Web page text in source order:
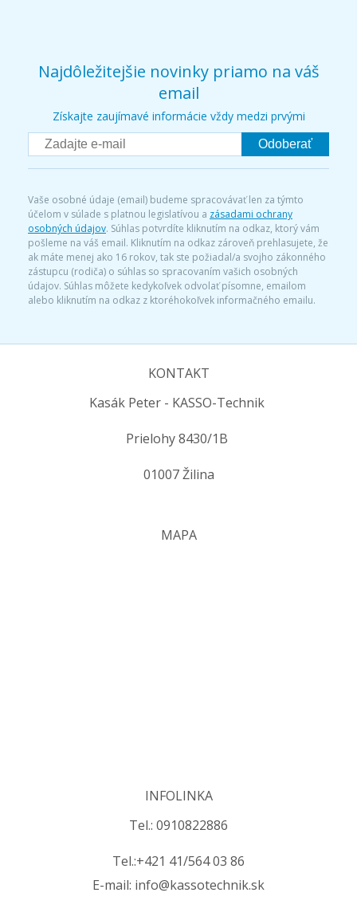
Najdôležitejšie novinky priamo na váš
email
Získajte zaujímavé informácie vždy medzi prvými
Odoberať
Vaše osobné údaje (email) budeme spracovávať len za týmto
účelom v súlade s platnou legislatívou a zásadami ochrany
osobných údajov. Súhlas potvrdíte kliknutím na odkaz, ktorý vám
pošleme na váš email. Kliknutím na odkaz zároveň prehlasujete, že
ak máte menej ako 16 rokov, tak ste požiadal/a svojho zákonného
zástupcu (rodiča) o súhlas so spracovaním vašich osobných
údajov. Súhlas môžete kedykoľvek odvolať písomne, emailom
alebo kliknutím na odkaz z ktoréhokoľvek informačného emailu.
KONTAKT
Kasák Peter - KASSO-Technik
Prielohy 8430/1B
01007 Žilina
MAPA
INFOLINKA
Tel.: 0910822886
Tel.:+421 41/564 03 86
E-mail: info@kassotechnik.sk